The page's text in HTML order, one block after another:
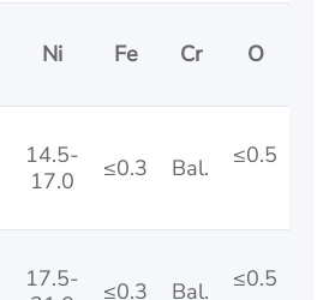
Ni Fe Cr O
14.5-
17.0
≤0.3 Bal. ≤0.5
17.5-
≤0.3 Bal. ≤0.5